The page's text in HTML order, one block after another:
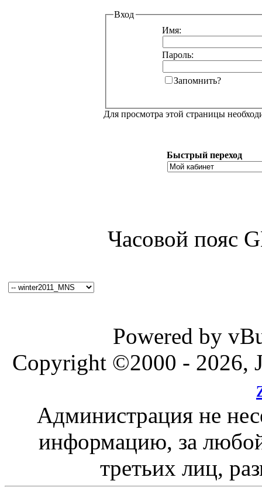
Вход
Имя:
Пароль:
Запомнить?
Для просмотра этой страницы
Быстрый переход
Часовой пояс
Powered by
Copyright ©2000 - 2026,
Администрация не
информацию, за любой
третьих лиц,